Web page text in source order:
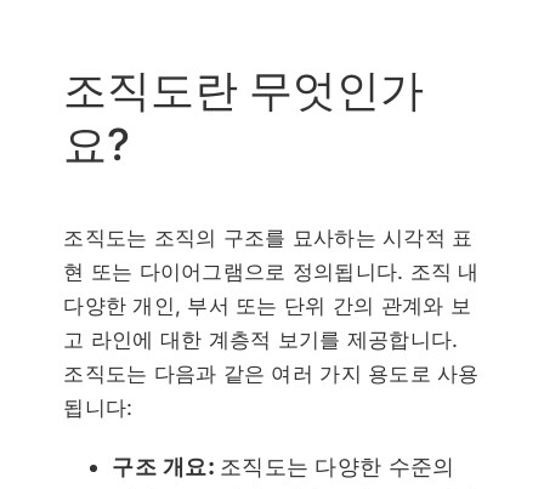
조직도란 무엇인가
요?
조직도는 조직의 구조를 묘사하는 시각적 표
현 또는 다이어그램으로 정의됩니다. 조직 내
다양한 개인, 부서 또는 단위 간의 관계와 보
고 라인에 대한 계층적 보기를 제공합니다.
조직도는 다음과 같은 여러 가지 용도로 사용
됩니다:
구조 개요: 조직도는 다양한 수준의